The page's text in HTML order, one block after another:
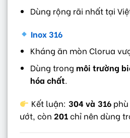
Dùng rộng rãi nhất tại
Inox 316
Kháng ăn mòn Clorua
Dùng trong môi trường
hóa chất.
Kết luận: 304 và 316phù
ướt, còn 201chỉ nên dùng